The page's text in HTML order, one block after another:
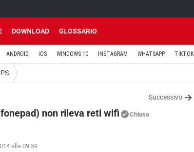
DOWNLOAD GLOSSARIO
ANDROID iOS WINDOWS 10 INSTAGRAM WHATSAPP TIKTOK
Successivo
non rileva reti wifi Chiuso
alle 09:59